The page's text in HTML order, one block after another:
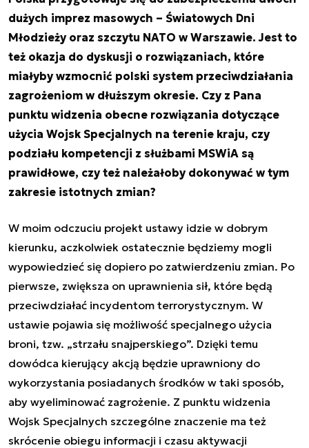
dużych imprez masowych – Światowych Dni
Młodzieży oraz szczytu NATO w Warszawie. Jest to
też okazja do dyskusji o rozwiązaniach, które
miałyby wzmocnić polski system przeciwdziałania
zagrożeniom w dłuższym okresie. Czy z Pana
punktu widzenia obecne rozwiązania dotyczące
użycia Wojsk Specjalnych na terenie kraju, czy
podziału kompetencji z służbami MSWiA są
prawidłowe, czy też należałoby dokonywać w tym
zakresie istotnych zmian?
W moim odczuciu projekt ustawy idzie w dobrym
kierunku, aczkolwiek ostatecznie będziemy mogli
wypowiedzieć się dopiero po zatwierdzeniu zmian. Po
pierwsze, zwiększa on uprawnienia sił, które będą
przeciwdziałać incydentom terrorystycznym. W
ustawie pojawia się możliwość specjalnego użycia
broni, tzw. „strzału snajperskiego”. Dzięki temu
dowódca kierujący akcją będzie uprawniony do
wykorzystania posiadanych środków w taki sposób,
aby wyeliminować zagrożenie. Z punktu widzenia
Wojsk Specjalnych szczególne znaczenie ma też
skrócenie obiegu informacji i czasu aktywacji